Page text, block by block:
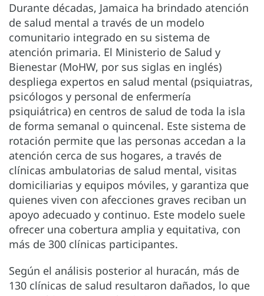
Durante décadas, Jamaica ha brindado atención
de salud mental a través de un modelo
comunitario integrado en su sistema de
atención primaria. El Ministerio de Salud y
Bienestar (MoHW, por sus siglas en inglés)
despliega expertos en salud mental (psiquiatras,
psicólogos y personal de enfermería
psiquiátrica) en centros de salud de toda la isla
de forma semanal o quincenal. Este sistema de
rotación permite que las personas accedan a la
atención cerca de sus hogares, a través de
clínicas ambulatorias de salud mental, visitas
domiciliarias y equipos móviles, y garantiza que
quienes viven con afecciones graves reciban un
apoyo adecuado y continuo. Este modelo suele
ofrecer una cobertura amplia y equitativa, con
más de 300 clínicas participantes.
Según el análisis posterior al huracán, más de
130 clínicas de salud resultaron dañados, lo que